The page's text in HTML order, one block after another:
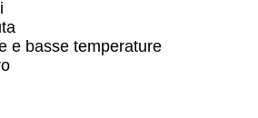
e basse temperature